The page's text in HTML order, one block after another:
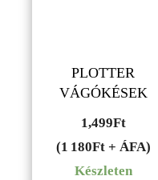
PLOTTER
VÁGÓKÉSEK
1,499Ft
(1 180Ft + ÁFA)
Készleten